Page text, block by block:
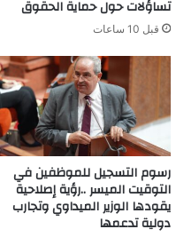
تساؤلات حول حماية الحقوق
قبل 10 ساعات
رسوم التسجيل للموظفين في
التوقيت الميسر ..رؤية إصلاحية
يقودها الوزير الميداوي وتجارب
دولية تدعمها